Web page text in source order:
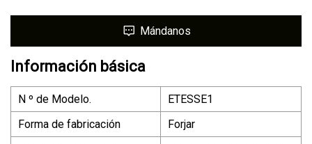
Mándanos
Información básica
N º de Modelo.
ETESSE1
Forma de fabricación
Forjar